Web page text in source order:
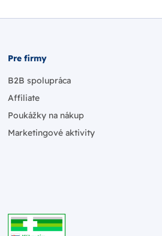
Pre firmy
B2B spolupráca
Affiliate
Poukážky na nákup
Marketingové aktivity